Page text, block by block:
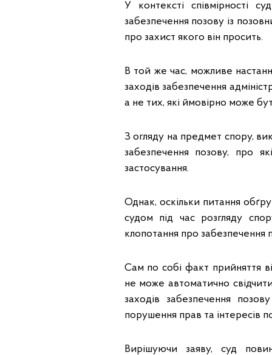
У контексті співмірності
забезпечення позову із
про захист якого він просить.
В той же час, можливе
заходів забезпечення
а не тих, які ймовірно може
З огляду на предмет спору,
забезпечення позову, про
застосування.
Однак, оскільки питання
судом під час розгляду
клопотання про забезпечення
Сам по собі факт прийняття
не може автоматично
заходів забезпечення
порушення прав та інтересів
Вирішуючи заяву, суд